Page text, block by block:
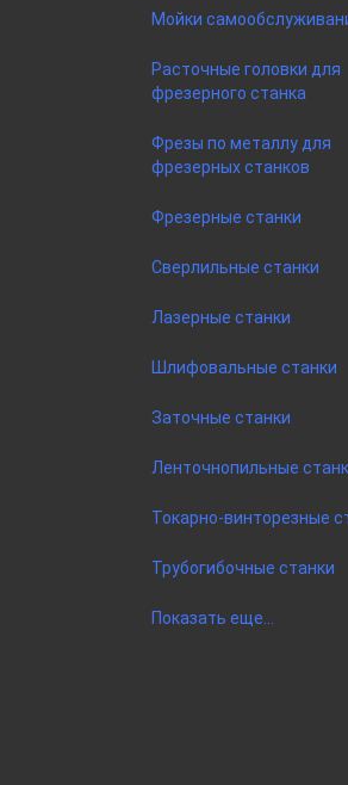
Мойки
Расточные головки для
фрезерного станка
Фрезы по металлу для
фрезерных станков
Фрезерные станки
Сверлильные станки
Лазерные станки
Шлифовальные станки
Заточные станки
Ленточнопильные
Токарно-винторезные
Трубогибочные станки
Показать еще...